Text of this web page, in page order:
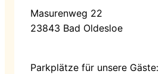
Masurenweg 22
23843 Bad Oldesloe
Parkplätze für unsere Gäste: